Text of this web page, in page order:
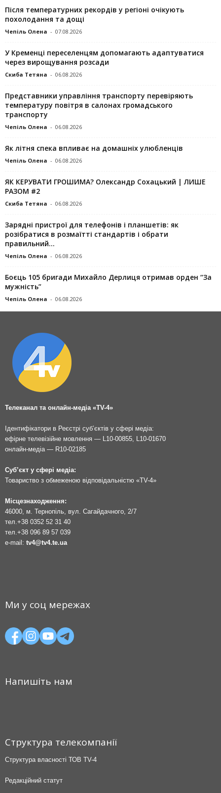
Після температурних рекордів у регіоні очікують
похолодання та дощі
Чепіль Олена - 07.08.2026
У Кременці переселенцям допомагають адаптуватися
через вирощування розсади
Скиба Тетяна - 06.08.2026
Представники управління транспорту перевіряють
температуру повітря в салонах громадського
транспорту
Чепіль Олена - 06.08.2026
Як літня спека впливає на домашніх улюбленців
Чепіль Олена - 06.08.2026
ЯК КЕРУВАТИ ГРОШИМА? Олександр Сохацький | ЛИШЕ
РАЗОМ #2
Скиба Тетяна - 06.08.2026
Зарядні пристрої для телефонів і планшетів: як
розібратися в розмаїтті стандартів і обрати
правильний...
Чепіль Олена - 06.08.2026
Боєць 105 бригади Михайло Дерлиця отримав орден “За
мужність”
Чепіль Олена - 06.08.2026
Телеканал та онлайн-медіа «TV-4»
Ідентифікатори в Реєстрі суб’єктів у сфері медіа:
ефірне телевізійне мовлення — L10-00855, L10-01670
онлайн-медіа — R10-02185
Суб’єкт у сфері медіа:
Товариство з обмеженою відповідальністю «TV-4»
Місцезнаходження:
46000, м. Тернопіль, вул. Сагайдачного, 2/7
тел.+38 0352 52 31 40
тел.+38 096 89 57 039
e-mail: tv4@tv4.te.ua
Ми у соц мережах
Напишіть нам
Структура телекомпанії
Структура власності ТОВ TV-4
Редакційний статут